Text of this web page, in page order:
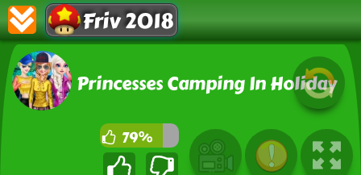
Friv 2018
Princesses Camping In Holiday
79%